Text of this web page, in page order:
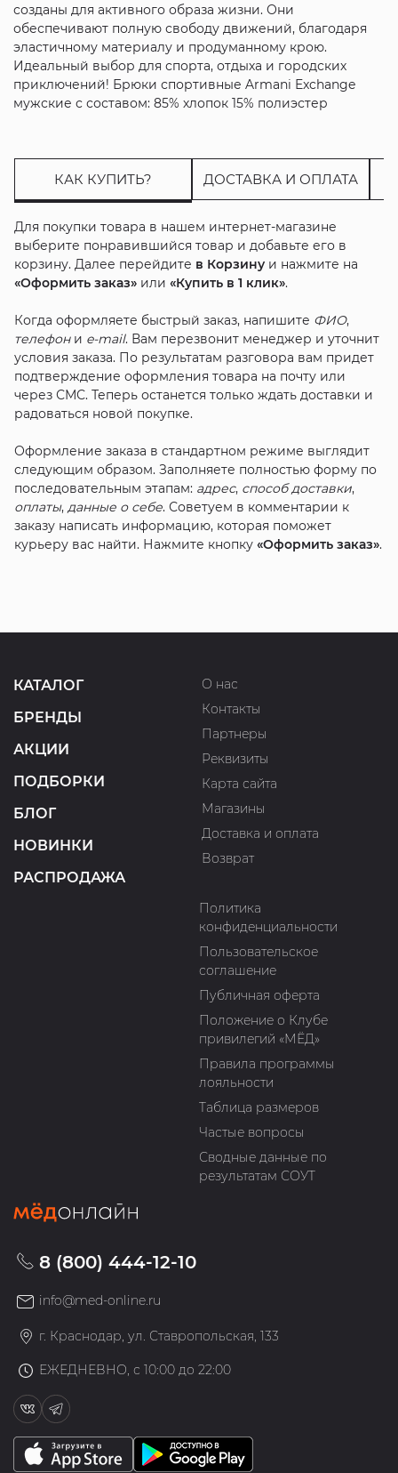
созданы для активного образа жизни. Они
обеспечивают полную свободу движений, благодаря
эластичному материалу и продуманному крою.
Идеальный выбор для спорта, отдыха и городских
приключений! Брюки спортивные Armani Exchange
мужские с составом: 85% хлопок 15% полиэстер
КАК КУПИТЬ? ДОСТАВКА И ОПЛАТА
Для покупки товара в нашем интернет-магазине
выберите понравившийся товар и добавьте его в
корзину. Далее перейдите в Корзинуи нажмите на
«Оформить заказ»или «Купить в 1 клик».
Когда оформляете быстрый заказ, напишите ФИО,
телефони e-mail. Вам перезвонит менеджер и уточнит
условия заказа. По результатам разговора вам придет
подтверждение оформления товара на почту или
через СМС. Теперь останется только ждать доставки и
радоваться новой покупке.
Оформление заказа в стандартном режиме выглядит
следующим образом. Заполняете полностью форму по
последовательным этапам: адрес, способ доставки,
оплаты, данные о себе. Советуем в комментарии к
заказу написать информацию, которая поможет
курьеру вас найти. Нажмите кнопку «Оформить заказ».
КАТАЛОГ
БРЕНДЫ
АКЦИИ
ПОДБОРКИ
БЛОГ
НОВИНКИ
РАСПРОДАЖА
О нас
Контакты
Партнеры
Реквизиты
Карта сайта
Магазины
Доставка и оплата
Возврат
Политика
конфиденциальности
Пользовательское
соглашение
Публичная оферта
Положение о Клубе
привилегий «МЁД»
Правила программы
лояльности
Таблица размеров
Частые вопросы
Сводные данные по
результатам СОУТ
8 (800) 444-12-10
info@med-online.ru
г. Краснодар, ул. Ставропольская, 133
ЕЖЕДНЕВНО, с 10:00 до 22:00